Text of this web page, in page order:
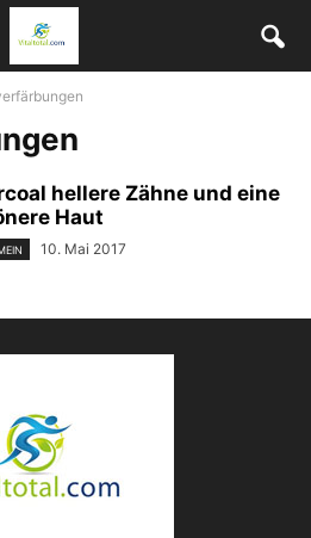
hellere Zähne und eine
Haut
10. Mai 2017